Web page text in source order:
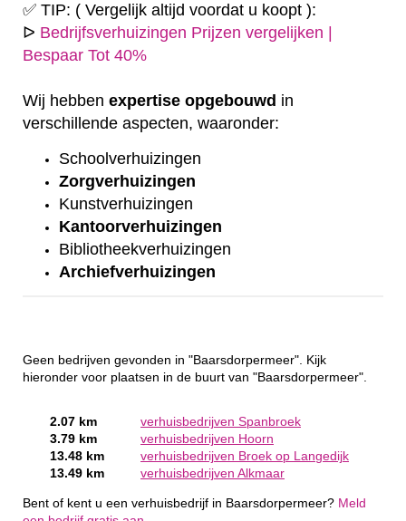
✅ TIP: ( Vergelijk altijd voordat u koopt ):
ᐅ Bedrijfsverhuizingen Prijzen vergelijken |
Bespaar Tot 40%
Wij hebben expertise opgebouwd in
verschillende aspecten, waaronder:
Schoolverhuizingen
Zorgverhuizingen
Kunstverhuizingen
Kantoorverhuizingen
Bibliotheekverhuizingen
Archiefverhuizingen
Geen bedrijven gevonden in "Baarsdorpermeer". Kijk
hieronder voor plaatsen in de buurt van "Baarsdorpermeer".
2.07 km
verhuisbedrijven Spanbroek
3.79 km
verhuisbedrijven Hoorn
13.48 km
verhuisbedrijven Broek op Langedijk
13.49 km
verhuisbedrijven Alkmaar
Bent of kent u een verhuisbedrijf in Baarsdorpermeer? Meld